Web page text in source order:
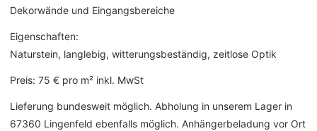
Dekorwände und Eingangsbereiche
Eigenschaften:
Naturstein, langlebig, witterungsbeständig, zeitlose Optik
Preis: 75 € pro m² inkl. MwSt
Lieferung bundesweit möglich. Abholung in unserem Lager in
67360 Lingenfeld ebenfalls möglich. Anhängerbeladung vor Ort